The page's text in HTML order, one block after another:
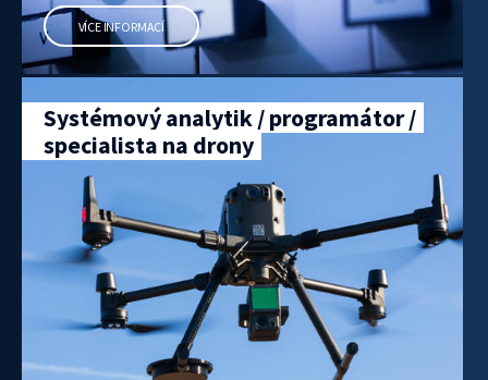
VÍCE INFORMACÍ
Systémový analytik / programátor /
specialista na drony